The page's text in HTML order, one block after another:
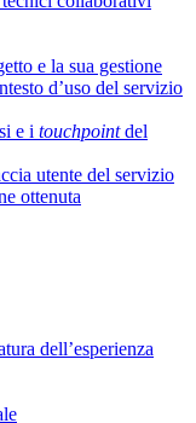
e la sua gestione
d’uso del servizio
e i touchpointdel
utente del servizio
ottenuta
dell’esperienza